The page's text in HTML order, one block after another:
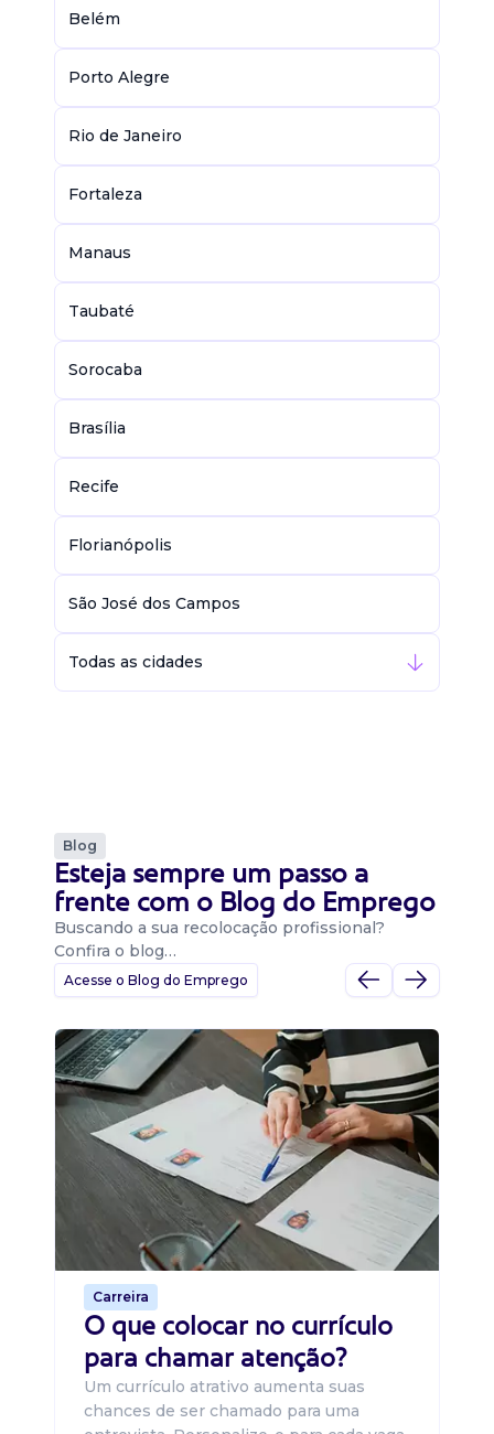
Belém
Porto Alegre
Rio de Janeiro
Fortaleza
Manaus
Taubaté
Sorocaba
Brasília
Recife
Florianópolis
São José dos Campos
Todas as cidades
Blog
Esteja sempre um passo a
frente com o Blog do Emprego
Buscando a sua recolocação profissional?
Confira o blog…
Acesse o Blog do Emprego
Carreira
O que colocar no currículo
para chamar atenção?
Um currículo atrativo aumenta suas
chances de ser chamado para uma